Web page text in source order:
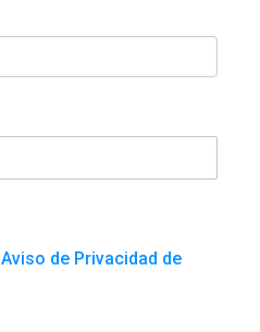
Aviso de Privacidad de